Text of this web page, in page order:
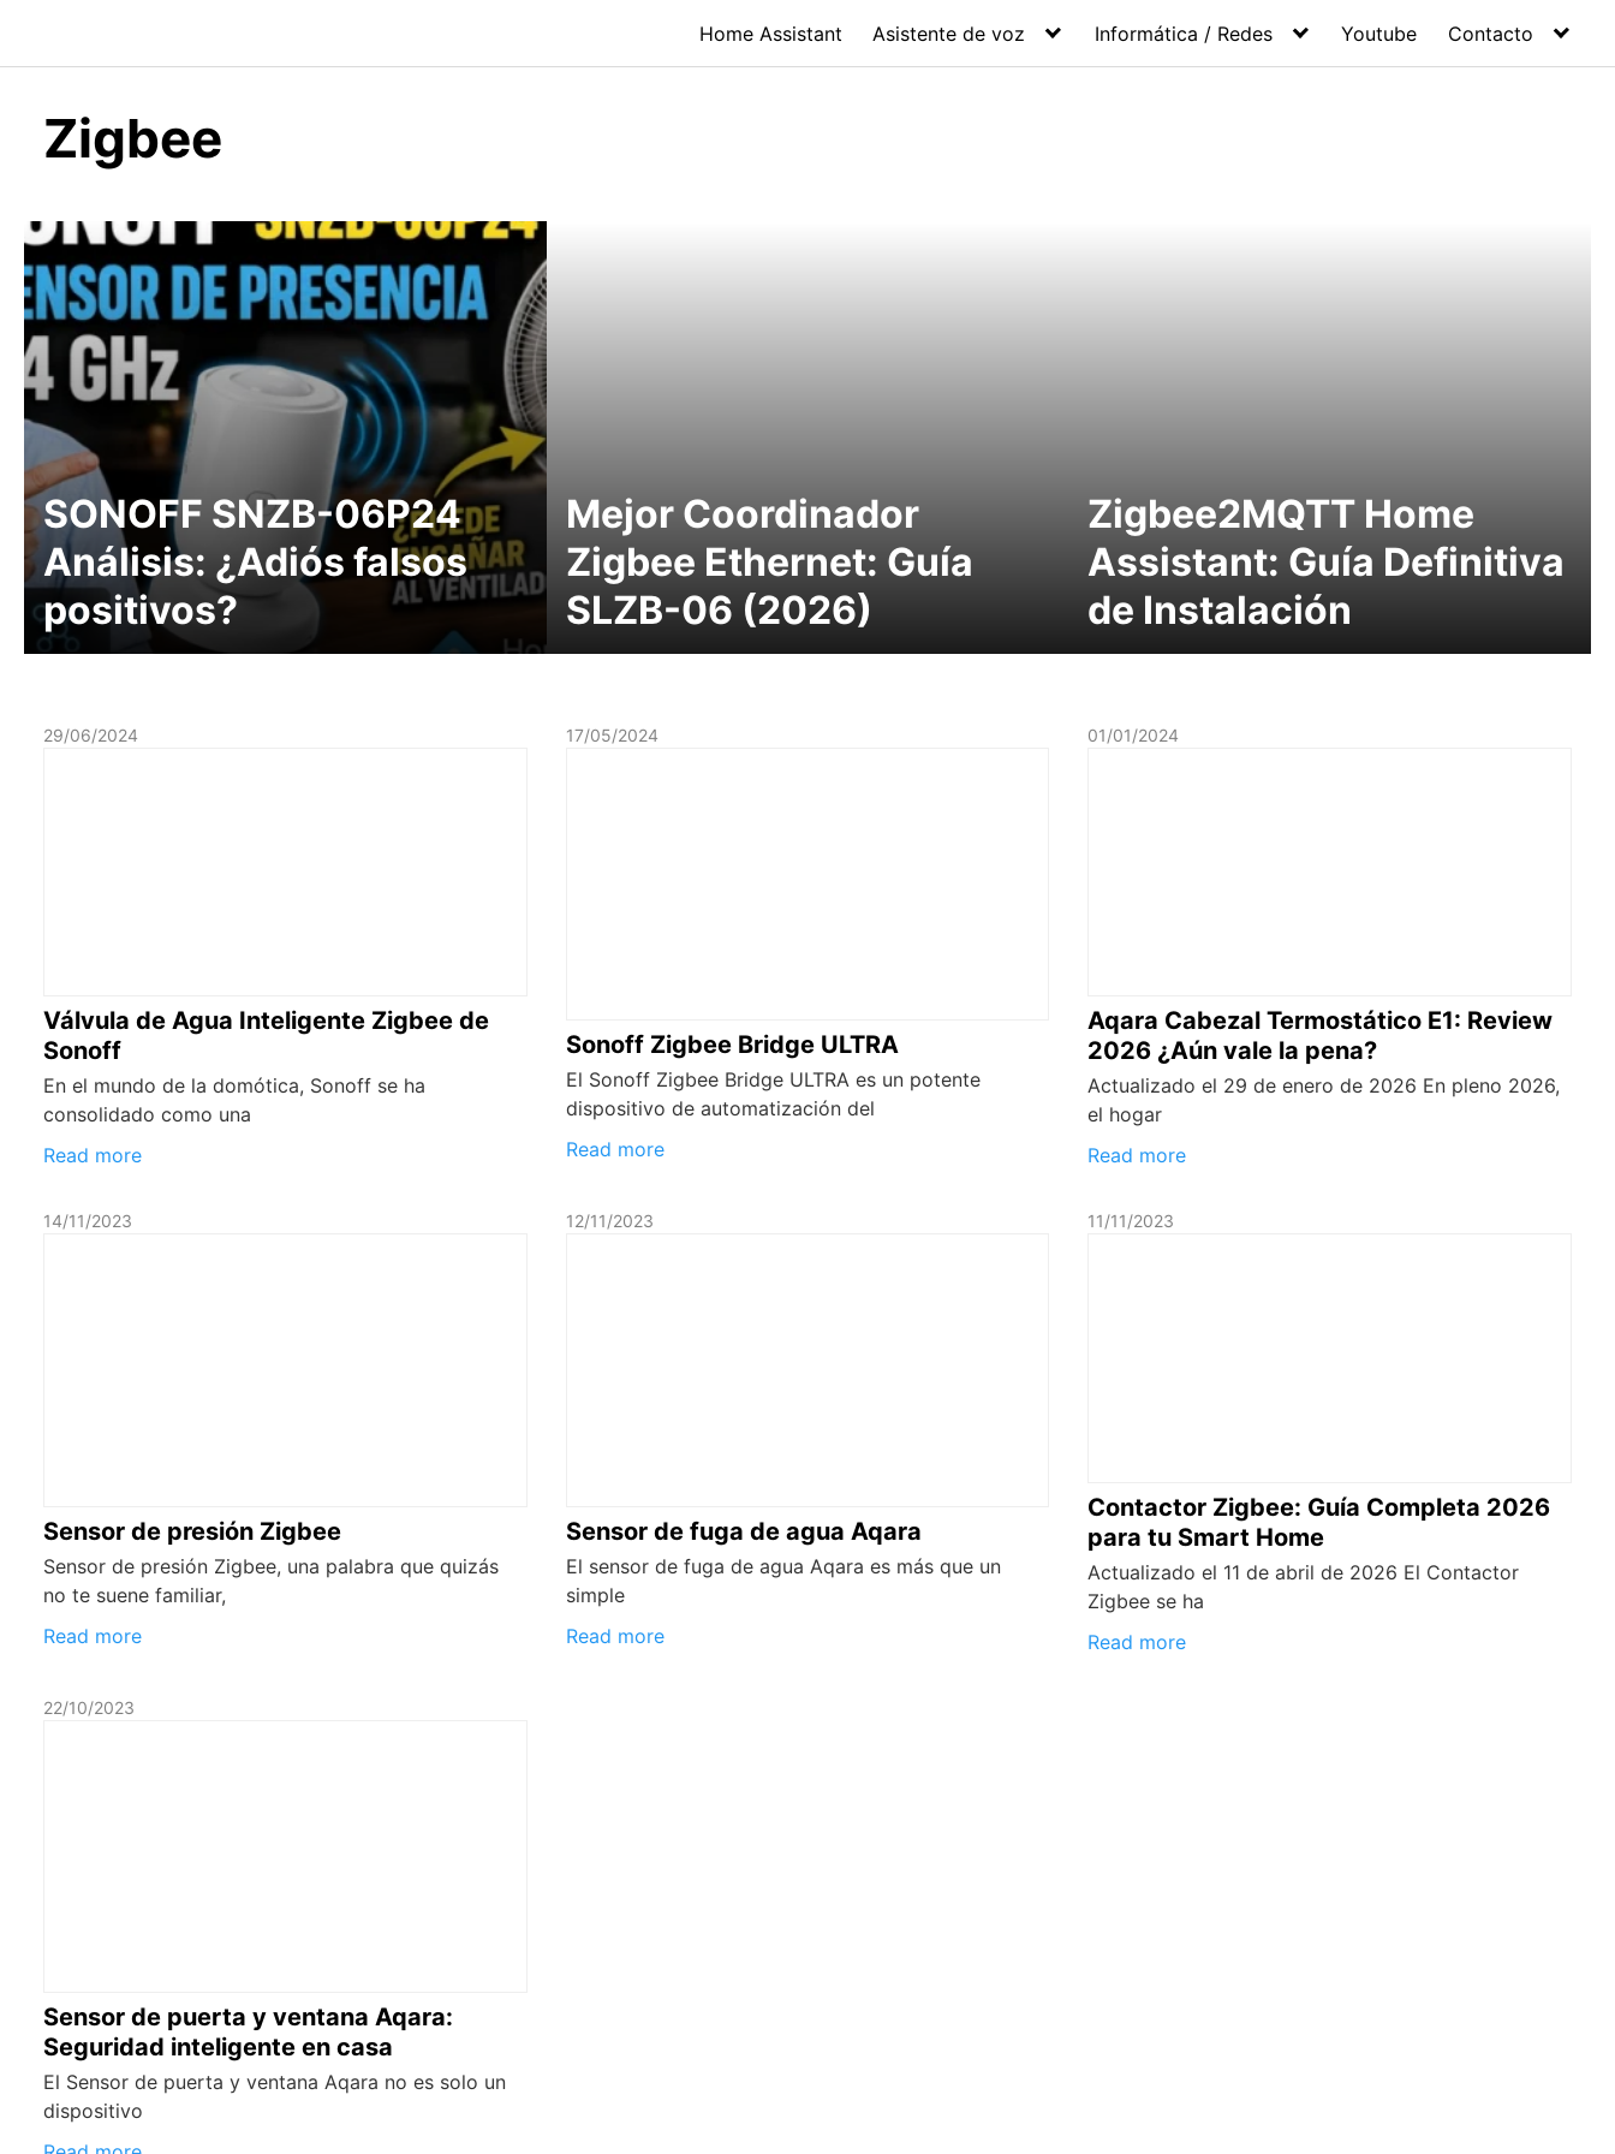
contenido
Home Assistant Asistente de voz Informática / Redes Youtube Contacto
Zigbee
SONOFF SNZB-06P24
Análisis: ¿Adiós falsos
positivos?
Mejor Coordinador
Zigbee Ethernet: Guía
SLZB-06 (2026)
Zigbee2MQTT Home
Assistant: Guía Definitiva
de Instalación
29/06/2024
Válvula de Agua Inteligente Zigbee de
Sonoff
En el mundo de la domótica, Sonoff se ha
consolidado como una
Read more
17/05/2024
Sonoff Zigbee Bridge ULTRA
El Sonoff Zigbee Bridge ULTRA es un potente
dispositivo de automatización del
Read more
01/01/2024
Aqara Cabezal Termostático E1: Review
2026 ¿Aún vale la pena?
Actualizado el 29 de enero de 2026 En pleno 2026,
el hogar
Read more
14/11/2023
Sensor de presión Zigbee
Sensor de presión Zigbee, una palabra que quizás
no te suene familiar,
Read more
12/11/2023
Sensor de fuga de agua Aqara
El sensor de fuga de agua Aqara es más que un
simple
Read more
11/11/2023
Contactor Zigbee: Guía Completa 2026
para tu Smart Home
Actualizado el 11 de abril de 2026 El Contactor
Zigbee se ha
Read more
22/10/2023
Sensor de puerta y ventana Aqara:
Seguridad inteligente en casa
El Sensor de puerta y ventana Aqara no es solo un
dispositivo